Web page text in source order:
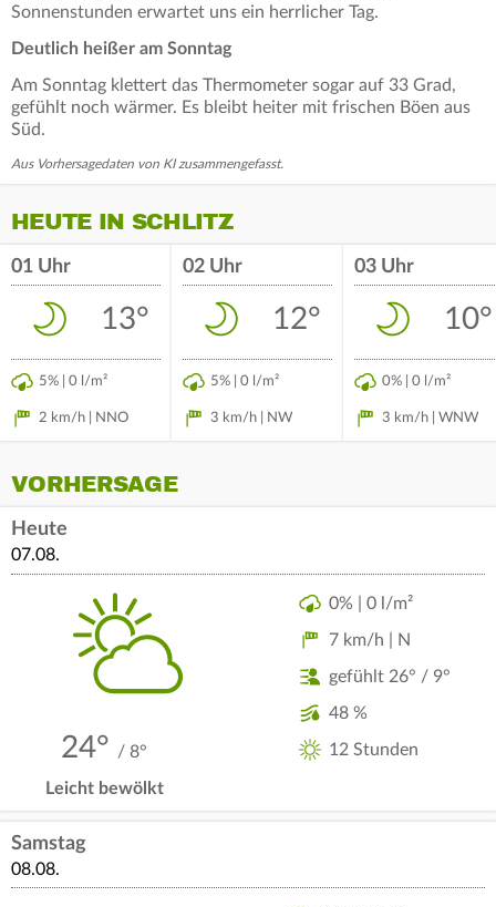
Sonnenstunden erwartet uns ein herrlicher Tag.
Deutlich heißer am Sonntag
Am Sonntag klettert das Thermometer sogar auf 33 Grad,
gefühlt noch wärmer. Es bleibt heiter mit frischen Böen aus
Süd.
Aus Vorhersagedaten von KI zusammengefasst.
HEUTE IN SCHLITZ
01 Uhr
13°
5% | 0 l/m²
2 km/h | NNO
02 Uhr
12°
5% | 0 l/m²
3 km/h | NW
03 Uhr
10°
0% | 0 l/m²
3 km/h | WNW
VORHERSAGE
Heute
07.08.
24° / 8°
Leicht bewölkt
0% | 0 l/m²
7 km/h | N
gefühlt 26° / 9°
48 %
12 Stunden
Samstag
08.08.